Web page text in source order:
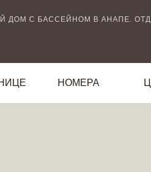
ДОМ С БАССЕЙНОМ В АНАПЕ.
НОМЕРА